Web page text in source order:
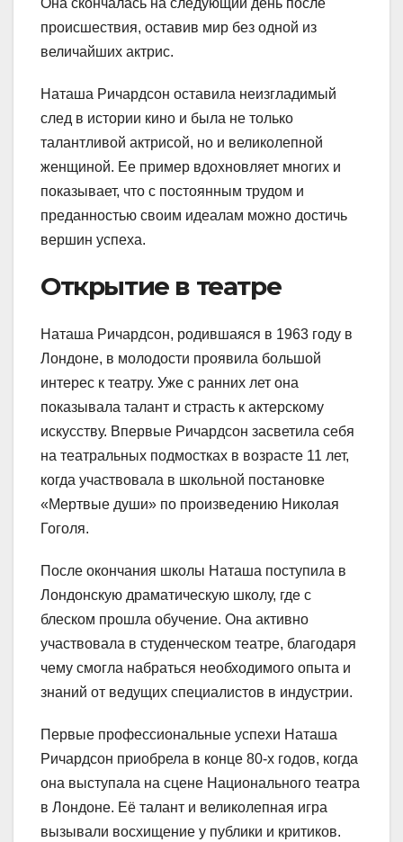
Она скончалась на следующий день после
происшествия, оставив мир без одной из
величайших актрис.
Наташа Ричардсон оставила неизгладимый
след в истории кино и была не только
талантливой актрисой, но и великолепной
женщиной. Ее пример вдохновляет многих и
показывает, что с постоянным трудом и
преданностью своим идеалам можно достичь
вершин успеха.
Открытие в театре
Наташа Ричардсон, родившаяся в 1963 году в
Лондоне, в молодости проявила большой
интерес к театру. Уже с ранних лет она
показывала талант и страсть к актерскому
искусству. Впервые Ричардсон засветила себя
на театральных подмостках в возрасте 11 лет,
когда участвовала в школьной постановке
«Мертвые души» по произведению Николая
Гоголя.
После окончания школы Наташа поступила в
Лондонскую драматическую школу, где с
блеском прошла обучение. Она активно
участвовала в студенческом театре, благодаря
чему смогла набраться необходимого опыта и
знаний от ведущих специалистов в индустрии.
Первые профессиональные успехи Наташа
Ричардсон приобрела в конце 80-х годов, когда
она выступала на сцене Национального театра
в Лондоне. Её талант и великолепная игра
вызывали восхищение у публики и критиков.